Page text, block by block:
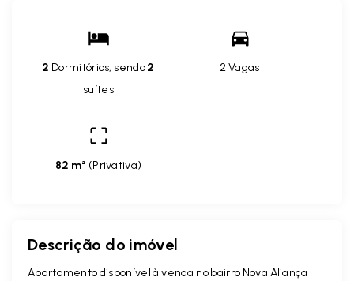
2 Dormitórios, sendo2
suítes
2 Vagas
82 m² (Privativa)
Descrição do imóvel
Apartamento disponível à venda no bairro Nova Aliança